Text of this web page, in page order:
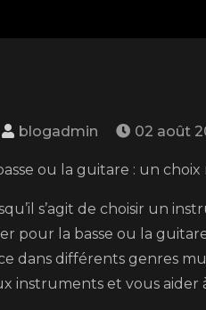
blogadmin 02 août
ou la guitare : un choix
s’agit de choisir un
pour la basse ou la
dans différents genres
instruments et vous aider